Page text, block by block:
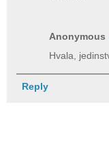
Anonymous
Hvala,
Reply